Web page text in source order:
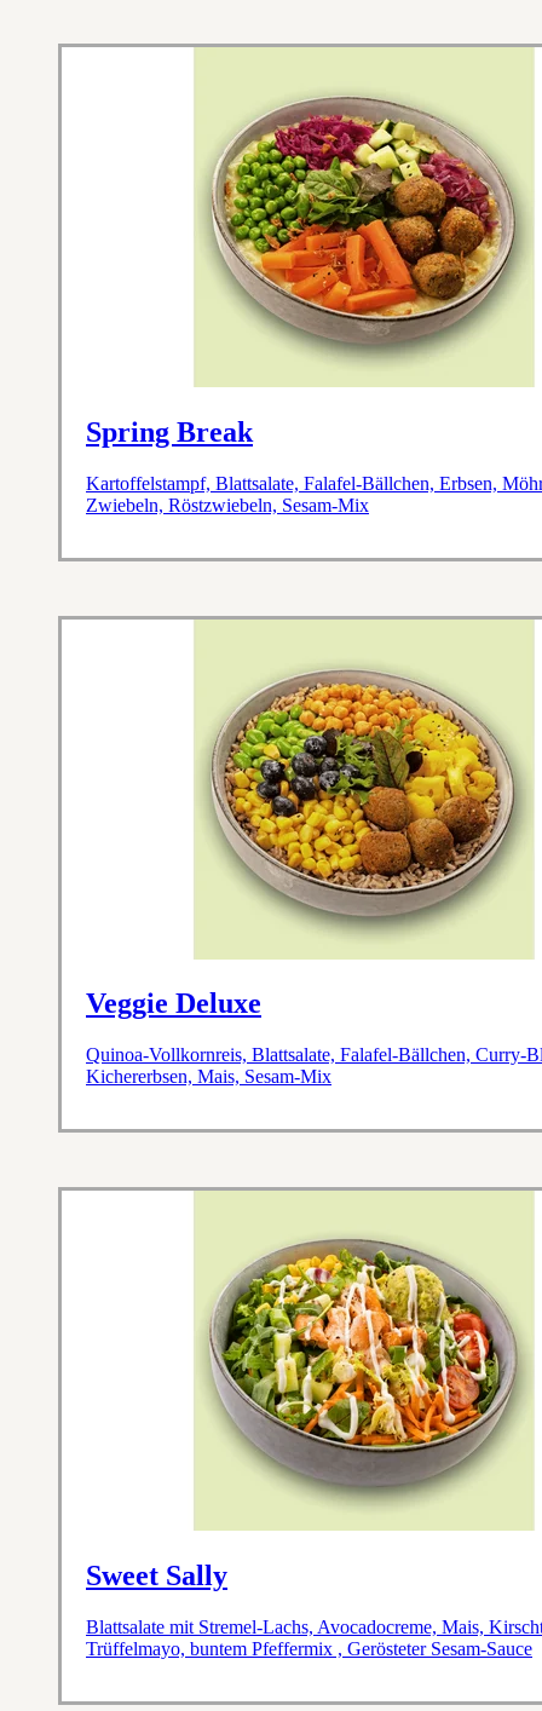
Spring Break
Kartoffelstampf, Blattsalate, Falafel-Bällchen, Erbsen,
Zwiebeln, Röstzwiebeln, Sesam-Mix
Veggie Deluxe
Quinoa-Vollkornreis, Blattsalate, Falafel-Bällchen, Curry-
Kichererbsen, Mais, Sesam-Mix
Sweet Sally
Blattsalate mit Stremel-Lachs, Avocadocreme, Mais,
Trüffelmayo, buntem Pfeffermix , Gerösteter Sesam-Sauce